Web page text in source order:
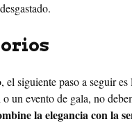
siguiente paso a seguir
un evento de gala, no
la elegancia con la